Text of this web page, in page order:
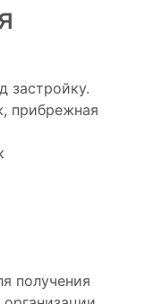
застройку.
прибрежная
получения